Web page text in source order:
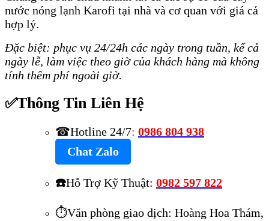
nước nóng lạnh Karofi tại nhà và cơ quan với giá cả
hợp lý.
Đặc biệt: phục vụ 24/24h các ngày trong tuần, kể cả
ngày lễ, làm việc theo giờ của khách hàng mà không
tính thêm phí ngoài giờ.
✅Thông Tin Liên Hệ
☎Hotline 24/7: 0986 804 938
Chat Zalo
☎️Hỗ Trợ Kỹ Thuật: 0982 597 822
⏱️Văn phòng giao dịch: Hoàng Hoa Thám,